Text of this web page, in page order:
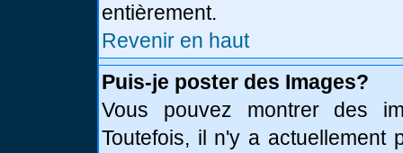
entièrement.
Revenir en haut
Puis-je poster des Images?
Vous pouvez montrer des
Toutefois, il n'y a actuellement